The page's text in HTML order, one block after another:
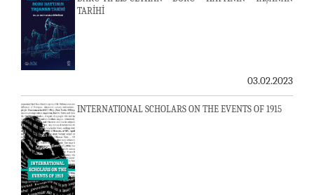
TARİHİ
03.02.2023
INTERNATIONAL SCHOLARS ON THE EVENTS OF 1915